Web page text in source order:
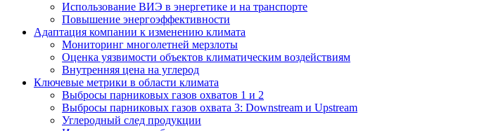
Использование ВИЭ в энергетике и на транспорте
Повышение энергоэффективности
Адаптация компании к изменению климата
Мониторинг многолетней мерзлоты
Оценка уязвимости объектов климатическим воздействиям
Внутренняя цена на углерод
Ключевые метрики в области климата
Выбросы парниковых газов охватов 1 и 2
Выбросы парниковых газов охвата 3: Downstream и Upstream
Углеродный след продукции